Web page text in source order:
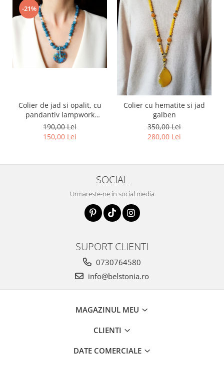
-21%
Colier de jad si opalit, cu
pandantiv lampwork
detasabil
190,00 Lei
150,00 Lei
Colier cu hematite si jad
galben
350,00 Lei
280,00 Lei
SOCIAL
Urmareste-ne in social media
SUPORT CLIENTI
0730764580
info@belstonia.ro
MAGAZINUL MEU
CLIENTI
DATE COMERCIALE